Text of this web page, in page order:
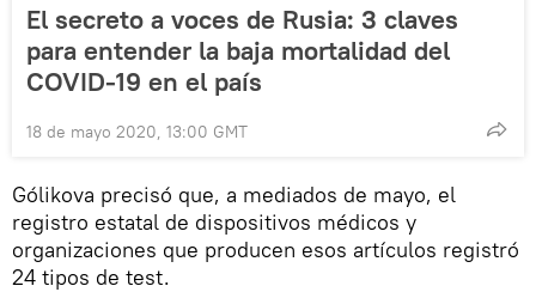
El secreto a voces de Rusia: 3 claves
para entender la baja mortalidad del
COVID-19 en el país
18 de mayo 2020, 13:00 GMT
Gólikova precisó que, a mediados de mayo, el
registro estatal de dispositivos médicos y
organizaciones que producen esos artículos registró
24 tipos de test.